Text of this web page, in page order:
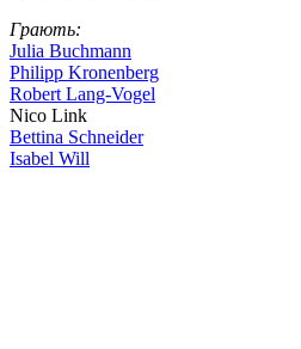
Грають:
Julia Buchmann
Philipp Kronenberg
Robert Lang-Vogel
Nico Link
Bettina Schneider
Isabel Will